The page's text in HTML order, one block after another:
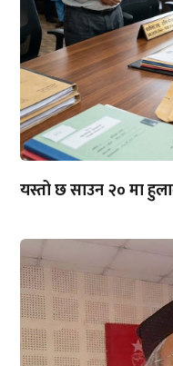
यस्तो छ साउन २० मा